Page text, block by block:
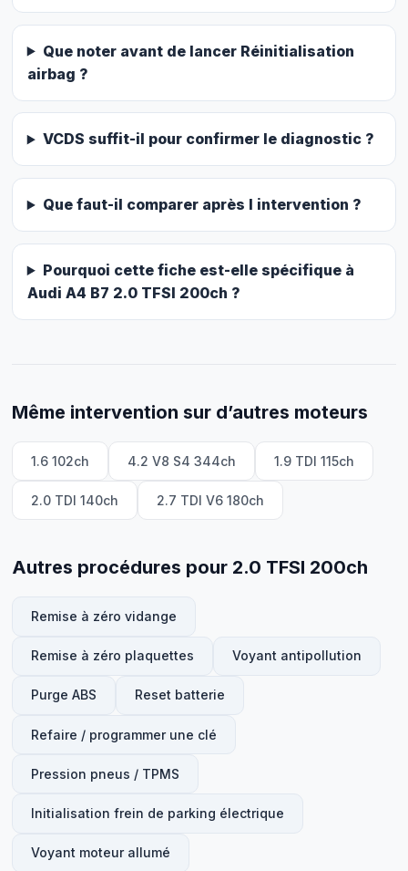
Que noter avant de lancer Réinitialisation
airbag ?
VCDS suffit-il pour confirmer le diagnostic ?
Que faut-il comparer après l intervention ?
Pourquoi cette fiche est-elle spécifique à
Audi A4 B7 2.0 TFSI 200ch ?
Même intervention sur d’autres moteurs
1.6 102ch 4.2 V8 S4 344ch 1.9 TDI 115ch
2.0 TDI 140ch 2.7 TDI V6 180ch
Autres procédures pour 2.0 TFSI 200ch
Remise à zéro vidange
Remise à zéro plaquettes Voyant antipollution
Purge ABS Reset batterie
Refaire / programmer une clé
Pression pneus / TPMS
Initialisation frein de parking électrique
Voyant moteur allumé